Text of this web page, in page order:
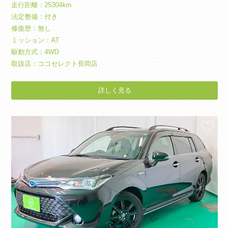
走行距離：25304km
法定整備：付き
修復歴：無し
ミッション：AT
駆動方式：4WD
取扱店：ココセレクト長岡店
詳しく見る